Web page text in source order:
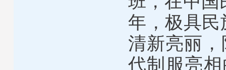
年，极具民
清新亮丽
代制服亮